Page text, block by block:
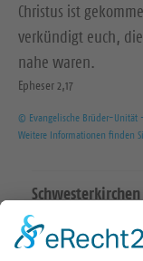
Christus ist
verkündigt euch,
nahe waren.
Epheser 2,17
© Evangelische Brüder-Unität
Weitere Informationen finden
Schwesterkirchen
Ev.-Luth.
Ev.-Luth.